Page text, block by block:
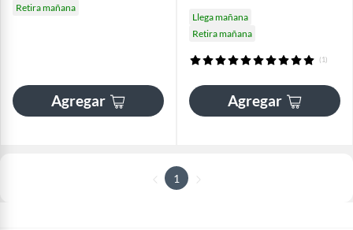
Retira mañana
Agregar
Llega mañana
Retira mañana
(1)
Agregar
1